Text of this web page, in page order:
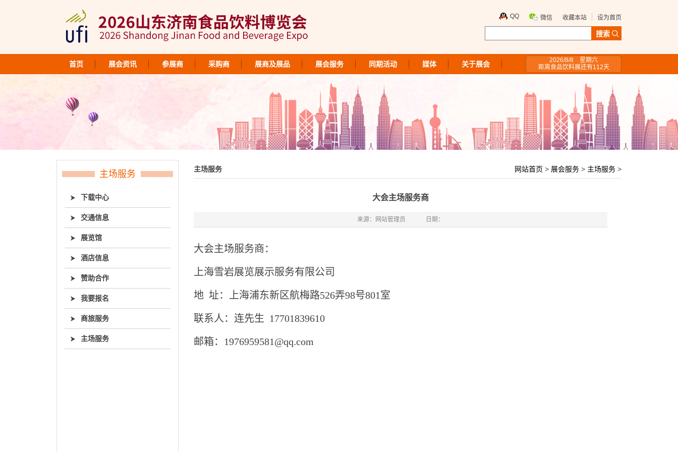
QQ 微信 收藏本站 设为首页
首页 展会资讯 参展商 采购商 展商及展品 展会服务 同期活动 媒体 关于展会
2026/8/8 星期六
距离食品饮料展还有112天
主场服务
下载中心
交通信息
展览馆
酒店信息
赞助合作
我要报名
商旅服务
主场服务
主场服务 网站首页 > 展会服务 > 主场服务 >
大会主场服务商
来源：网站管理员 日期：
大会主场服务商：
上海雪岩展览展示服务有限公司
地 址：上海浦东新区航梅路526弄98号801室
联系人：连先生 17701839610
邮箱：1976959581@qq.com